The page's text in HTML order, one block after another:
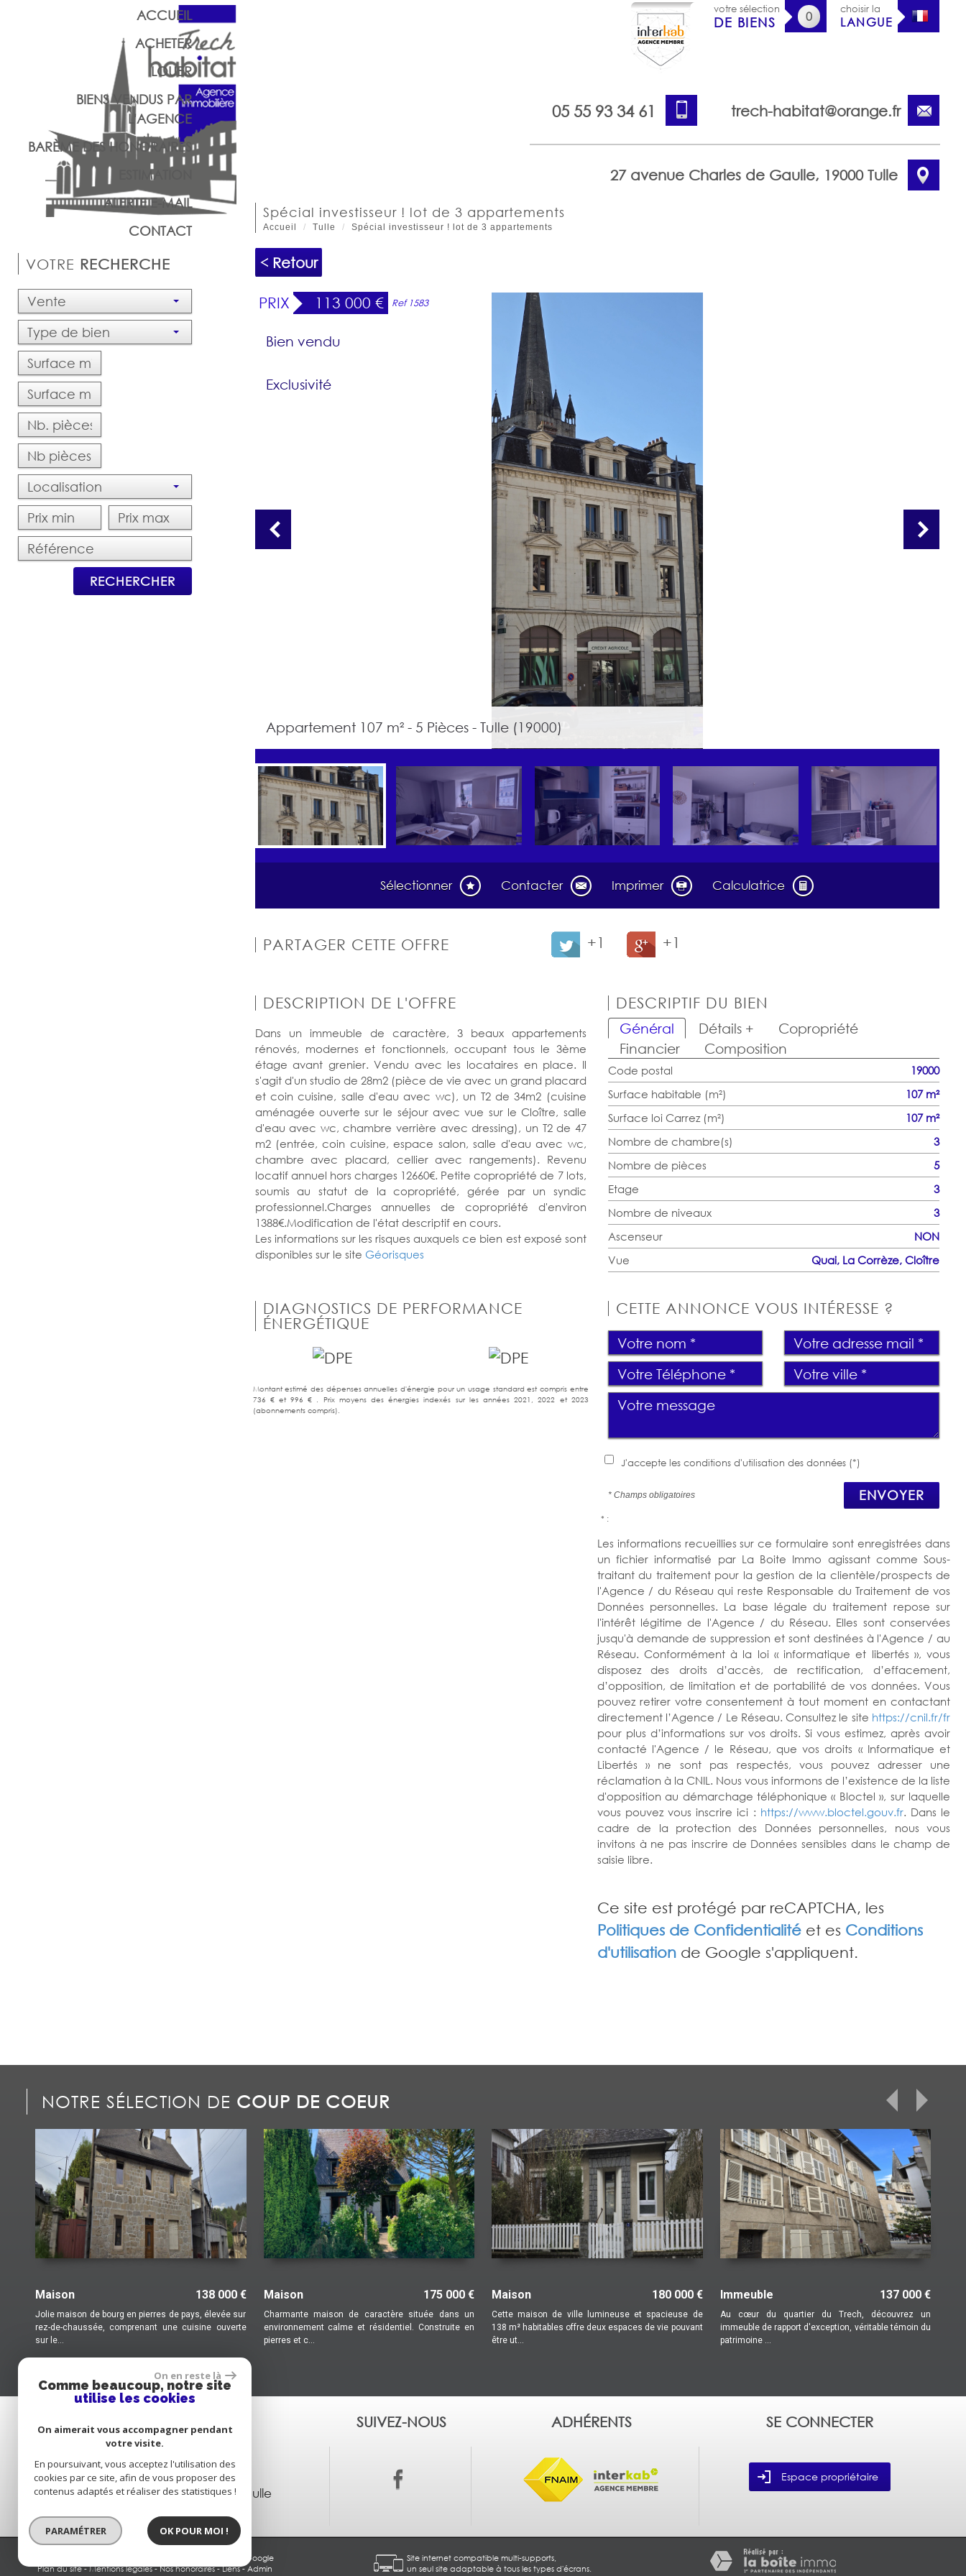
votre sélection
DE BIENS 0
choisir la
LANGUE
05 55 93 34 61 trech-habitat@orange.fr
27 avenue Charles de Gaulle, 19000 Tulle
ACCUEIL
ACHETER
LOUER
BIENS VENDUS PAR
L'AGENCE
BARÈME DES HONORAIRES
ESTIMATION
ALERTE E-MAIL
CONTACT
VOTRE RECHERCHE
Vente
Type de bien
Localisation
RECHERCHER
spécial investisseur ! lot de 3 appartements
Accueil Tulle Spécial investisseur ! lot de 3 appartements
< Retour
Appartement 107 m² - 5 Pièces - Tulle (19000)
PRIX 113 000 € Ref 1583
Bien vendu
Exclusivité
Sélectionner Contacter Imprimer Calculatrice
PARTAGER CETTE OFFRE +1 +1
DESCRIPTION DE L'OFFRE
Dans un immeuble de caractère, 3 beaux appartements
rénovés, modernes et fonctionnels, occupant tous le 3ème
étage avant grenier. Vendu avec les locataires en place. Il
s'agit d'un studio de 28m2 (pièce de vie avec un grand placard
et coin cuisine, salle d'eau avec wc), un T2 de 34m2 (cuisine
aménagée ouverte sur le séjour avec vue sur le Cloître, salle
d'eau avec wc, chambre verrière avec dressing), un T2 de 47
m2 (entrée, coin cuisine, espace salon, salle d'eau avec wc,
chambre avec placard, cellier avec rangements). Revenu
locatif annuel hors charges 12660€. Petite copropriété de 7 lots,
soumis au statut de la copropriété, gérée par un syndic
professionnel.Charges annuelles de copropriété d'environ
1388€.Modification de l'état descriptif en cours.
Les informations sur les risques auxquels ce bien est exposé sont
disponibles sur le site Géorisques
DESCRIPTIF DU BIEN
Général Détails +
Copropriété
Financier
Composition
Code postal
19000
Surface habitable (m²)
107 m²
Surface loi Carrez (m²)
107 m²
Nombre de chambre(s)
3
Nombre de pièces
5
Etage
3
Nombre de niveaux
3
Ascenseur
NON
Vue
Quai, La Corrèze, Cloître
DIAGNOSTICS DE PERFORMANCE
ÉNERGÉTIQUE
Montant estimé des dépenses annuelles d'énergie pour un usage standard est compris entre
736 € et 996 € . Prix moyens des énergies indexés sur les années 2021, 2022 et 2023
(abonnements compris).
CETTE ANNONCE VOUS INTÉRESSE ?
J'accepte les conditions d'utilisation des données (*)
* Champs obligatoires ENVOYER
* :
Les informations recueillies sur ce formulaire sont enregistrées dans
un fichier informatisé par La Boite Immo agissant comme Sous-
traitant du traitement pour la gestion de la clientèle/prospects de
l'Agence / du Réseau qui reste Responsable du Traitement de vos
Données personnelles. La base légale du traitement repose sur
l'intérêt légitime de l'Agence / du Réseau. Elles sont conservées
jusqu'à demande de suppression et sont destinées à l'Agence / au
Réseau. Conformément à la loi « informatique et libertés », vous
disposez des droits d’accès, de rectification, d’effacement,
d’opposition, de limitation et de portabilité de vos données. Vous
pouvez retirer votre consentement à tout moment en contactant
directement l’Agence / Le Réseau. Consultez le site https://cnil.fr/fr
pour plus d’informations sur vos droits. Si vous estimez, après avoir
contacté l'Agence / le Réseau, que vos droits « Informatique et
Libertés » ne sont pas respectés, vous pouvez adresser une
réclamation à la CNIL. Nous vous informons de l’existence de la liste
d'opposition au démarchage téléphonique « Bloctel », sur laquelle
vous pouvez vous inscrire ici : https://www.bloctel.gouv.fr. Dans le
cadre de la protection des Données personnelles, nous vous
invitons à ne pas inscrire de Données sensibles dans le champ de
saisie libre.
Ce site est protégé par reCAPTCHA, les
Politiques de Confidentialitéet es Conditions
d'utilisationde Google s'appliquent.
NOTRE SÉLECTION DE COUP DE COEUR
138 000 €
de pays, élevée sur
une cuisine ouverte
175 000 €
Charmante maison de caractère située dans un
environnement calme et résidentiel. Construite en
180 000 €
Cette maison de ville lumineuse et spacieuse de
138 m² habitables offre deux espaces de vie pouvant
137 000 €
Au cœur du quartier du Trech, découvrez un
immeuble de rapport d'exception, véritable témoin du
Charmant appartement avec jardin
fort potentiel – Secteur Hôpital Laissez-
CONTACTEZ-NOUS
05 55 93 34 61
Email :trech-habitat@orange.fr
Adresse :27 avenue Charles de Gaulle
SUIVEZ-NOUS ADHÉRENTS SE CONNECTER
Espace propriétaire
© 2026 | Tous droits réservés | Traduction powered by Google
Plan du site-Mentions légales-Nos honoraires-Liens-Admin
Site internet compatible multi-supports,
un seul site adaptable à tous les types d'écrans.
On en reste là
Comme beaucoup, notre site
utilise les cookies
On aimerait vous accompagner pendant
votre visite.
En poursuivant, vous acceptez l'utilisation des
cookies par ce site, afin de vous proposer des
contenus adaptés et réaliser des statistiques !
PARAMÉTRER OK POUR MOI !